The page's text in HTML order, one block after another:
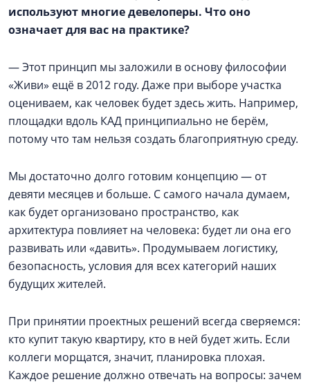
используют многие девелоперы. Что оно
означает для вас на практике?
— Этот принцип мы заложили в основу философии
«Живи» ещё в 2012 году. Даже при выборе участка
оцениваем, как человек будет здесь жить. Например,
площадки вдоль КАД принципиально не берём,
потому что там нельзя создать благоприятную среду.
Мы достаточно долго готовим концепцию — от
девяти месяцев и больше. С самого начала думаем,
как будет организовано пространство, как
архитектура повлияет на человека: будет ли она его
развивать или «давить». Продумываем логистику,
безопасность, условия для всех категорий наших
будущих жителей.
При принятии проектных решений всегда сверяемся:
кто купит такую квартиру, кто в ней будет жить. Если
коллеги морщатся, значит, планировка плохая.
Каждое решение должно отвечать на вопросы: зачем